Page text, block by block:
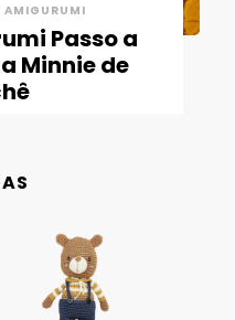
AMIGURUMI
Passo a
Minnie de